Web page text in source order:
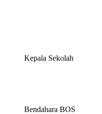
Kepala Sekolah
Bendahara BOS